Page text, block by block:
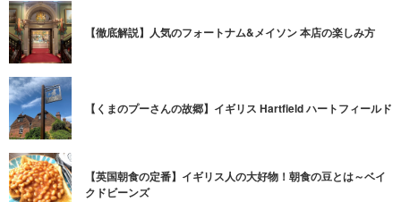
【徹底解説】人気のフォートナム&メイソン 本店の楽しみ方
【くまのプーさんの故郷】イギリス Hartfield ハートフィールド
【英国朝食の定番】イギリス人の大好物！朝食の豆とは～ベイ
クドビーンズ